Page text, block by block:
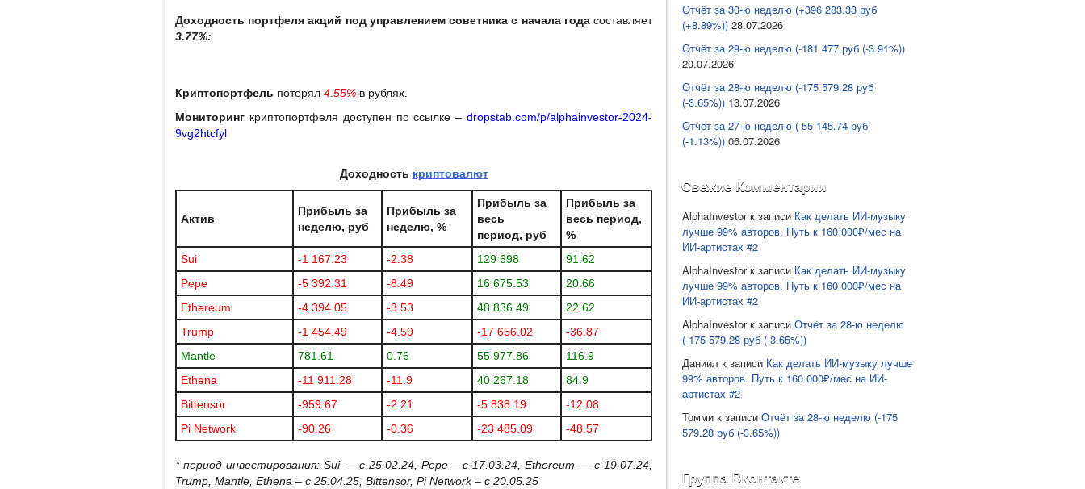
Доходность портфеля акций под управлением советника с начала годасоставляет
3.77%:
Криптопортфель потерял 4.55% в рублях.
Мониторинг криптопортфеля доступен по ссылке – dropstab.com/p/alphainvestor-2024-
9vg2htcfyl
Доходность криптовалют
Актив
Прибыль за
неделю, руб
Прибыль за
неделю, %
Прибыль за
весь
период, руб
Прибыль за
весь период,
%
Sui
-1 167.23 -2.38 129 698
91.62
Pepe
-5 392.31 -8.49 16 675.53
20.66
Ethereum
-4 394.05 -3.53 48 836.49
22.62
Trump
-1 454.49 -4.59 -17 656.02
-36.87
Mantle
781.61 0.76 55 977.86
116.9
Ethena
-11 911.28 -11.9 40 267.18
84.9
Bittensor
-959.67 -2.21 -5 838.19
-12.08
Pi Network
-90.26 -0.36 -23 485.09 -48.57
* период инвестирования: Sui — с 25.02.24, Pepe – с 17.03.24, Ethereum — с 19.07.24,
Trump, Mantle, Ethena – с 25.04.25, Bittensor, Pi Network – с 20.05.25
Отчёт за 30-ю неделю (+396 283.33 руб
(+8.89%)) 28.07.2026
Отчёт за 29-ю неделю (-181 477 руб (-3.91%))
20.07.2026
Отчёт за 28-ю неделю (-175 579.28 руб
(-3.65%)) 13.07.2026
Отчёт за 27-ю неделю (-55 145.74 руб
(-1.13%)) 06.07.2026
Свежие Комментарии
AlphaInvestorк записи Как делать ИИ-музыку
лучше 99% авторов. Путь к 160 000₽/мес на
ИИ-артистах #2
AlphaInvestorк записи Как делать ИИ-музыку
лучше 99% авторов. Путь к 160 000₽/мес на
ИИ-артистах #2
AlphaInvestorк записи Отчёт за 28-ю неделю
(-175 579.28 руб (-3.65%))
Даниил к записи Как делать ИИ-музыку лучше
99% авторов. Путь к 160 000₽/мес на ИИ-
артистах #2
Томми к записи Отчёт за 28-ю неделю (-175
579.28 руб (-3.65%))
Группа Вконтакте